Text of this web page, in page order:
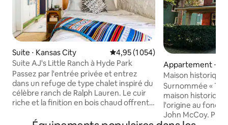
Suite ⋅ Kansas City Évaluation moyenne sur la base
4,95 (1 054)
Suite AJ's Little Ranch à Hyde Park
Passez par l'entrée privée et entrez
dans un refuge de type chalet inspiré du
célèbre ranch de Ralph Lauren. Le cuir
riche et la finition en bois chaud offrent
Regardez la télévision par câble ou
Appartement ⋅
Maison historique
Surnommée «
maison historique
l'origine au
John McCoy.